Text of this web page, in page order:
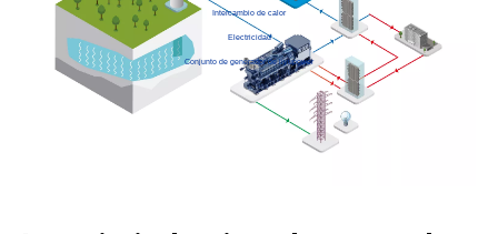
Intercambio de calor
Electricidad
Conjunto de generador de liyupower